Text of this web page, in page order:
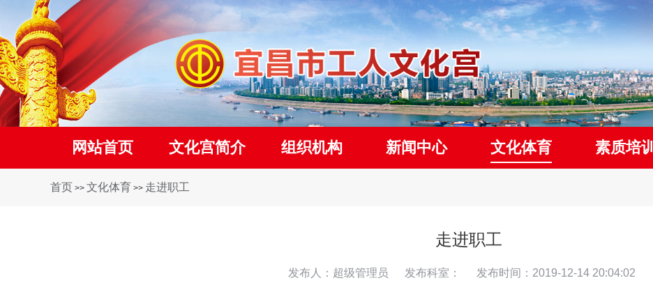
网站首页 文化宫简介 组织机构 新闻中心 文化体育 素质培训
首页 >> 文化体育 >> 走进职工
走进职工
发布人：超级管理员 发布科室： 发布时间：2019-12-14 20:04:02